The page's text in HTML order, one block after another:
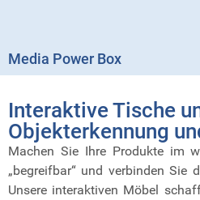
Media Power Box
Interaktive Tische
Objekterkennung
Machen Sie Ihre Produkte im
„begreifbar“ und verbinden Sie
Unsere interaktiven Möbel